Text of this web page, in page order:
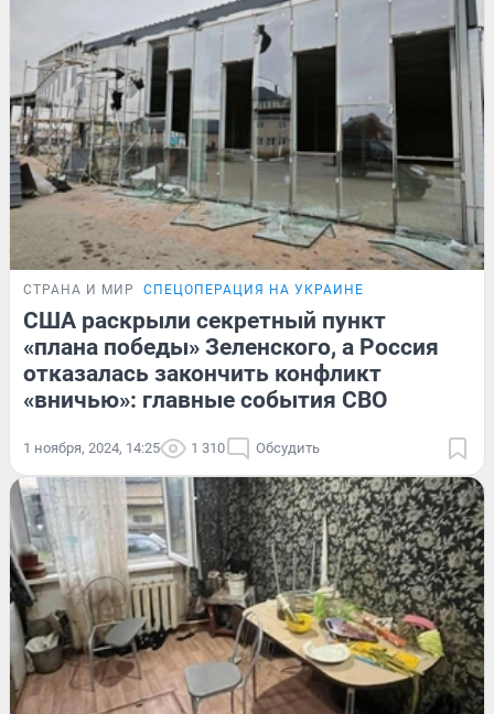
СТРАНА И МИР СПЕЦОПЕРАЦИЯ НА УКРАИНЕ
США раскрыли секретный пункт
«плана победы» Зеленского, а Россия
отказалась закончить конфликт
«вничью»: главные события СВО
1 ноября, 2024, 14:25 1 310 Обсудить